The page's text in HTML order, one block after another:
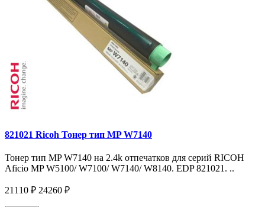
821021 Ricoh Тонер тип MP W7140
Тонер тип MP W7140 на 2.4k отпечатков для серий RICOH
Aficio MP W5100/ W7100/ W7140/ W8140. EDP 821021. ..
21110 ₽ 24260 ₽